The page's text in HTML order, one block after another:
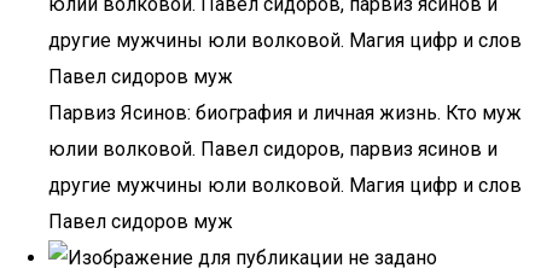
Парвиз Ясинов: биография и личная жизнь. Кто муж
юлии волковой. Павел сидоров, парвиз ясинов и
другие мужчины юли волковой. Магия цифр и слов
Павел сидоров муж